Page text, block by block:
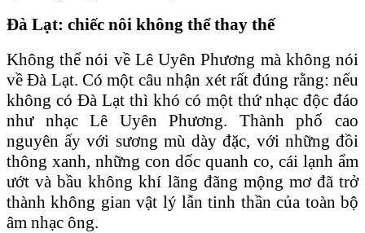
Đà Lạt: chiếc nôi không thể thay thế
Không thể nói về Lê Uyên Phương mà không nói
về Đà Lạt. Có một câu nhận xét rất đúng rằng: nếu
không có Đà Lạt thì khó có một thứ nhạc độc đáo
như nhạc Lê Uyên Phương. Thành phố cao
nguyên ấy với sương mù dày đặc, với những đồi
thông xanh, những con dốc quanh co, cái lạnh ẩm
ướt và bầu không khí lãng đãng mộng mơ đã trở
thành không gian vật lý lẫn tinh thần của toàn bộ
âm nhạc ông.